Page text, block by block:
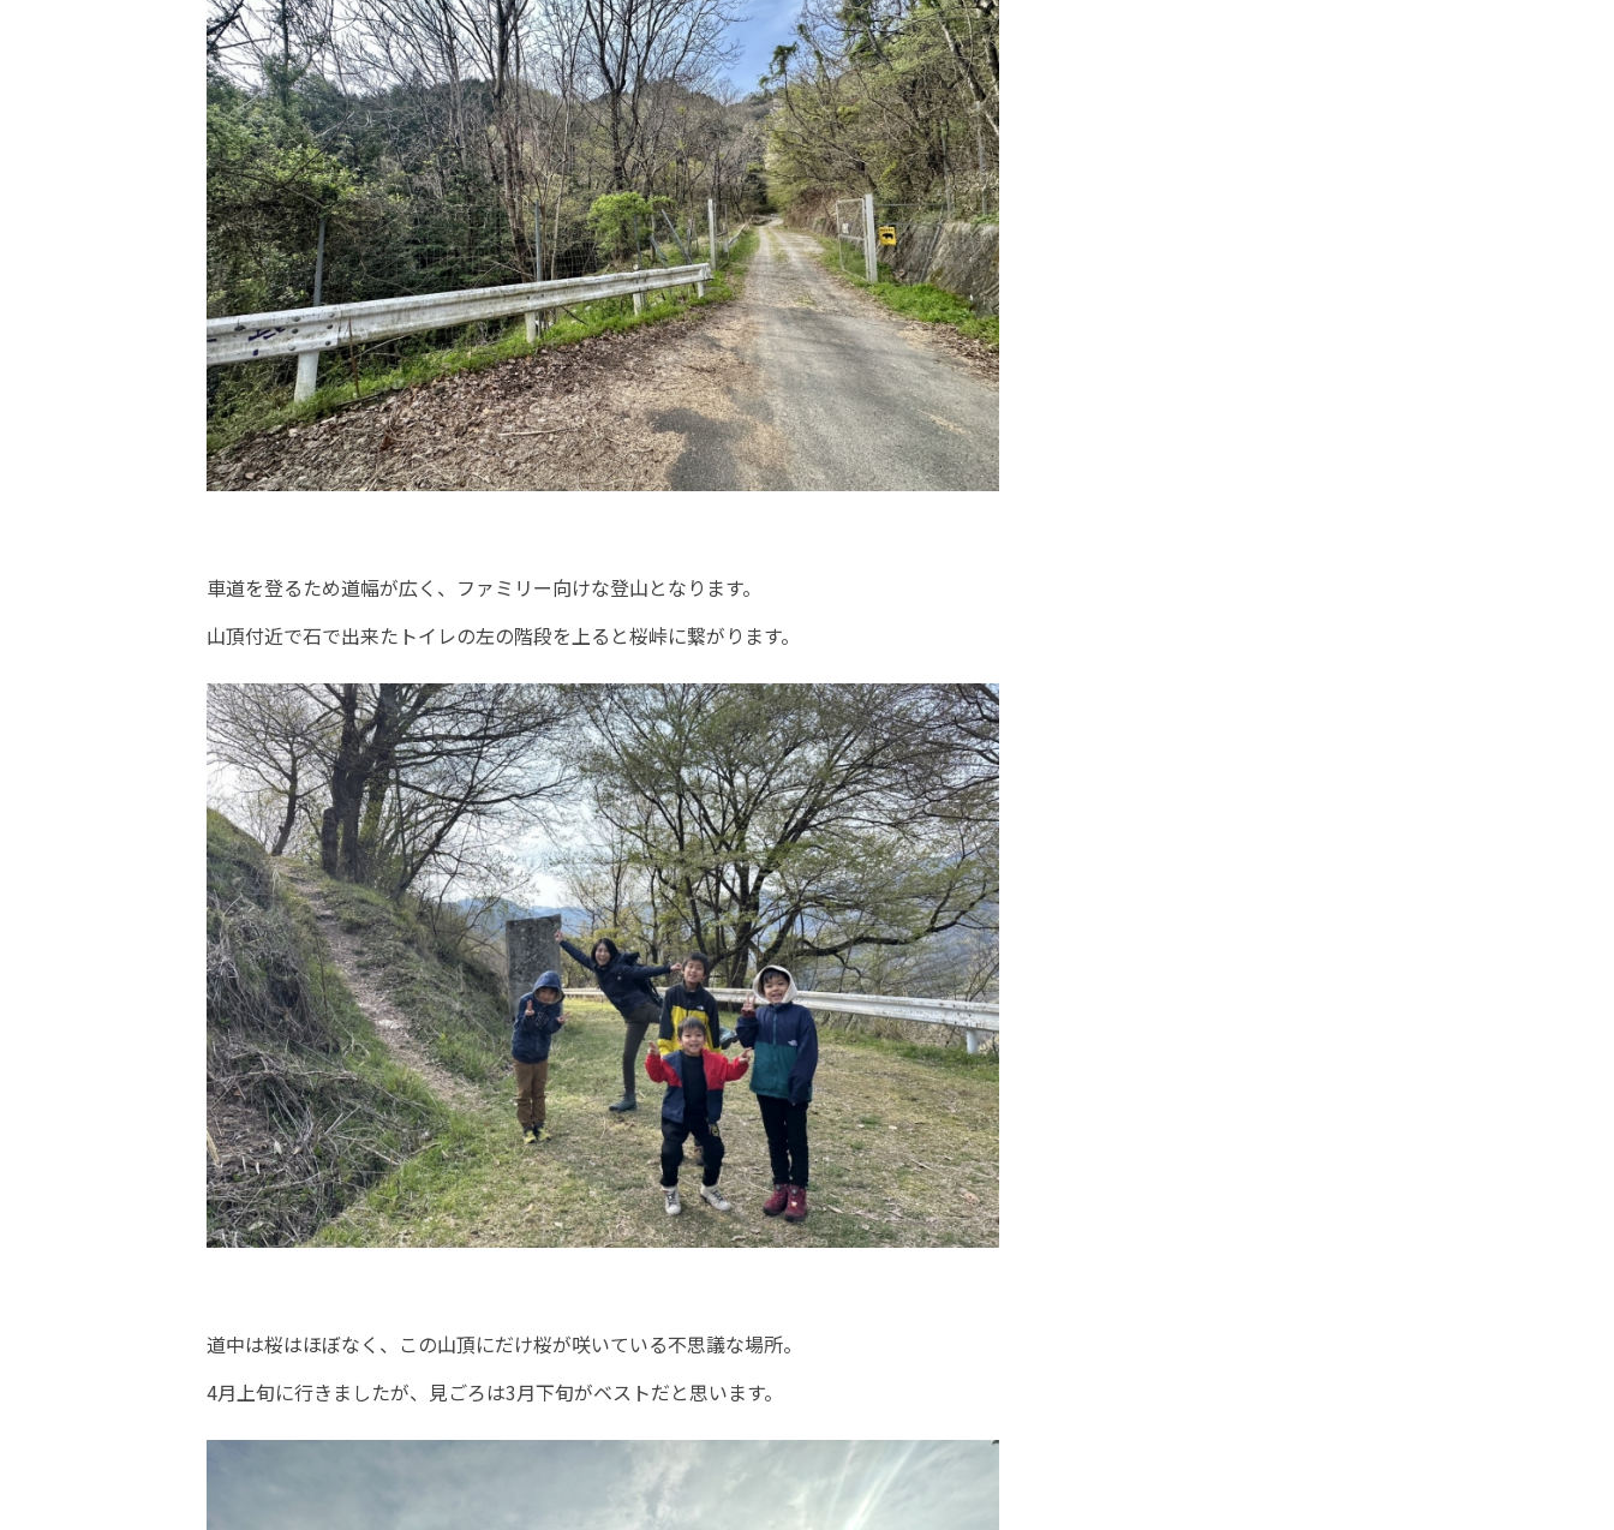
車道を登るため道幅が広く、ファミリー向けな登山となります。
山頂付近で石で出来たトイレの左の階段を上ると桜峠に繋がります。
道中は桜はほぼなく、この山頂にだけ桜が咲いている不思議な場所。
4月上旬に行きましたが、見ごろは3月下旬がベストだと思います。